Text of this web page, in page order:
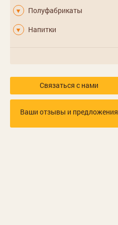
▼ Полуфабрикаты
▼ Напитки
Связаться с нами
Ваши отзывы и предложения
от 12 часов